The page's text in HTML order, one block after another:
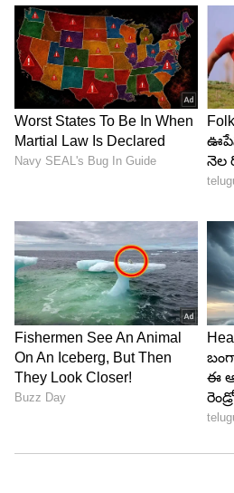
telugu astrology
ఇతర రాశుల కంటే మకర
ఉంటారు. ముఖ్యంగా ఈ రాశి
విజయం సంపాదించాలనే
పనిచేస్తారు. వీరు ఓటమి ఎదురైనా
నిరుత్సాహపడరు. అలాగే
ప్రయత్నిస్తూనే ఉంటారు.
పెట్టుబడిలో మాత్రమే లాభాన్ని